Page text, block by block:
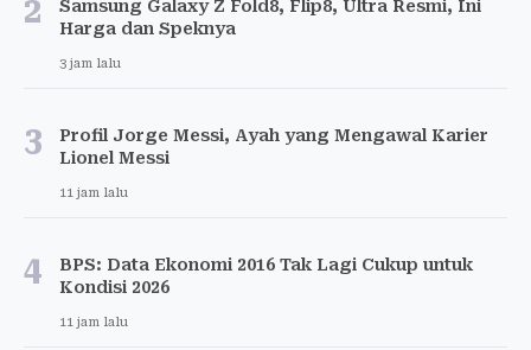
2
Samsung Galaxy Z Fold8, Flip8, Ultra Resmi, Ini
Harga dan Speknya
3 jam lalu
3
Profil Jorge Messi, Ayah yang Mengawal Karier
Lionel Messi
11 jam lalu
4
BPS: Data Ekonomi 2016 Tak Lagi Cukup untuk
Kondisi 2026
11 jam lalu